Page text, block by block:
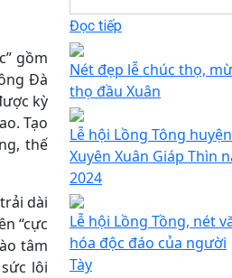
gồm
Đà
kỳ
Tạo
thế
dài
“cực
tâm
lôi
Đọc tiếp
Nét đẹp lễ chúc thọ,
thọ đầu Xuân
Lễ hội Lồng Tông
Xuyên Xuân Giáp Thìn
2024
Lễ hội Lồng Tồng, nét
hóa độc đáo của người
Tày